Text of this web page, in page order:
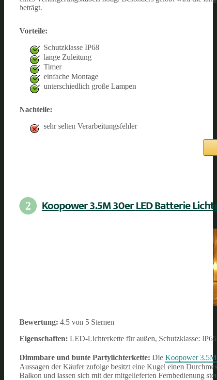
beträgt.
Vorteile:
Schutzklasse IP68
lange Zuleitung
Timer
einfache Montage
unterschiedlich große Lampen
Nachteile:
sehr selten Verarbeitungsfehler
2 Koopower 3.5M 30er LED Batterie
Bewertung: 4.5 von 5 Sternen
Eigenschaften: LED-Lichterkette für außen, Schutzklasse:
Dimmbare und bunte Partylichterkette: Die Koopower
Aussagen der Käufer zufolge besitzt eine Kugel einen
Balkon und lassen sich mit der mitgelieferten Fernbedienung